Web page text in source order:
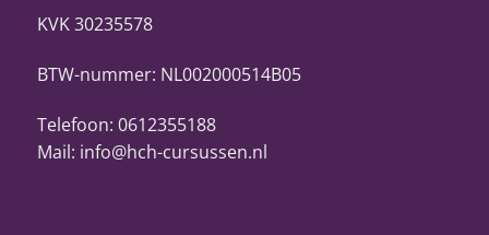
KVK 30235578
BTW-nummer: NL002000514B05
Telefoon: 0612355188
Mail: info@hch-cursussen.nl